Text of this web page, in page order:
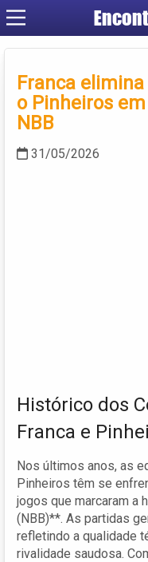
Franca
o Pinheiros
NBB
31/05/2026
Histórico dos
Franca e
Nos últimos anos, as
Pinheiros têm se
jogos que marcaram a
(NBB)**. As partidas
refletindo a qualidade
rivalidade saudosa.